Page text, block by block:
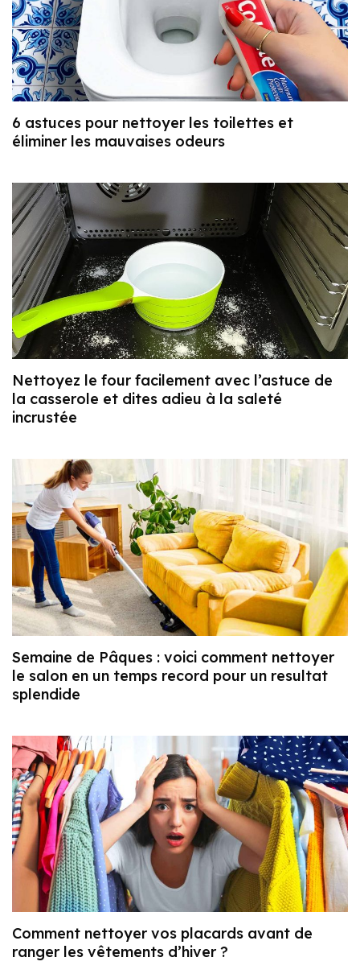
6 astuces pour nettoyer les toilettes et
éliminer les mauvaises odeurs
Nettoyez le four facilement avec l’astuce de
la casserole et dites adieu à la saleté
incrustée
Semaine de Pâques : voici comment nettoyer
le salon en un temps record pour un resultat
splendide
Comment nettoyer vos placards avant de
ranger les vêtements d’hiver ?